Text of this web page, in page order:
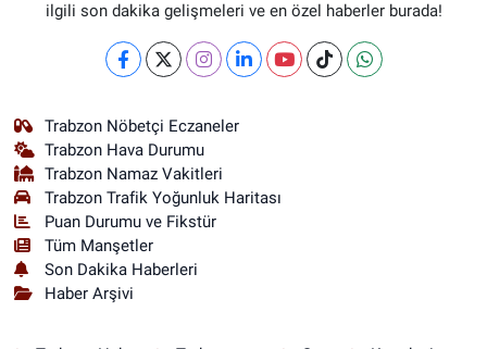
ilgili son dakika gelişmeleri ve en özel haberler burada!
Trabzon Nöbetçi Eczaneler
Trabzon Hava Durumu
Trabzon Namaz Vakitleri
Trabzon Trafik Yoğunluk Haritası
Puan Durumu ve Fikstür
Tüm Manşetler
Son Dakika Haberleri
Haber Arşivi